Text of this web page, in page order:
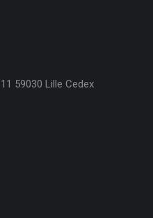
59030 Lille Cedex